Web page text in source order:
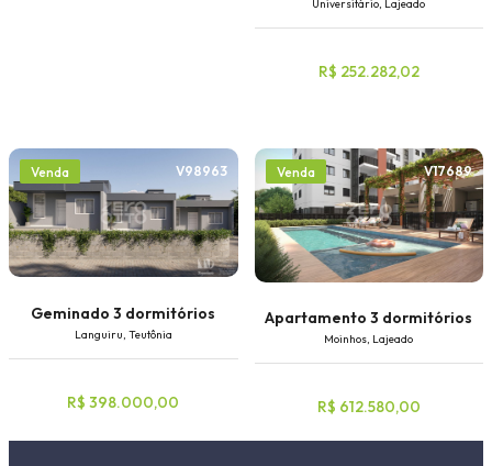
Universitário, Lajeado
R$ 252.282,02
Venda V98963
Geminado 3 dormitórios
Languiru, Teutônia
R$ 398.000,00
Venda V17689
Apartamento 3 dormitórios
Moinhos, Lajeado
R$ 612.580,00